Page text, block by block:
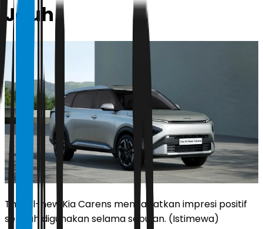
Jauh
The all-new Kia Carens mendapatkan impresi positif
setelah digunakan selama sebulan. (Istimewa)